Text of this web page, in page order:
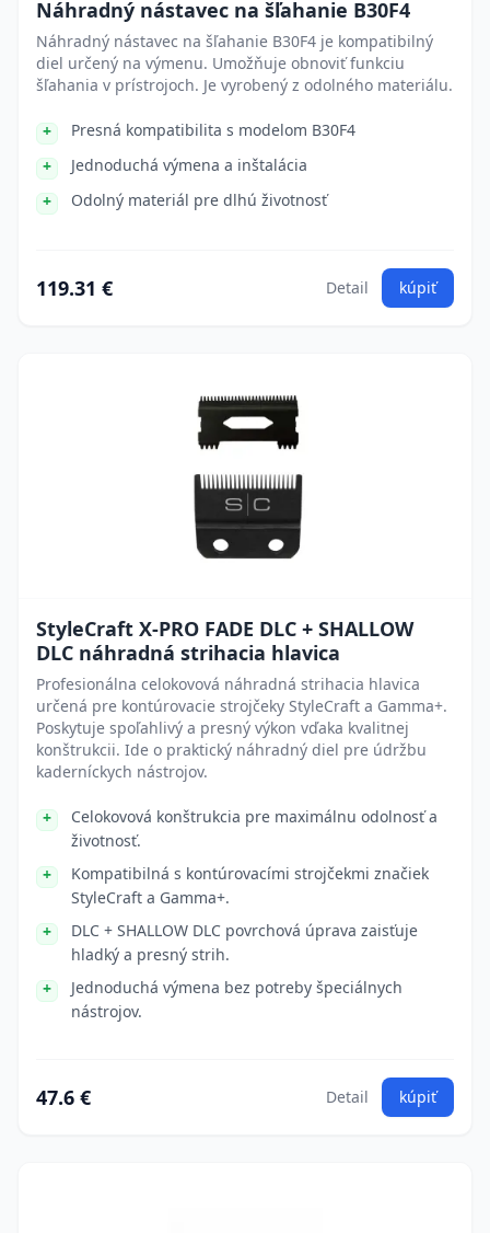
Náhradný nástavec na šľahanie B30F4
Náhradný nástavec na šľahanie B30F4 je kompatibilný
diel určený na výmenu. Umožňuje obnoviť funkciu
šľahania v prístrojoch. Je vyrobený z odolného materiálu.
Presná kompatibilita s modelom B30F4
Jednoduchá výmena a inštalácia
Odolný materiál pre dlhú životnosť
119.31 € Detail kúpiť
StyleCraft X-PRO FADE DLC + SHALLOW
DLC náhradná strihacia hlavica
Profesionálna celokovová náhradná strihacia hlavica
určená pre kontúrovacie strojčeky StyleCraft a Gamma+.
Poskytuje spoľahlivý a presný výkon vďaka kvalitnej
konštrukcii. Ide o praktický náhradný diel pre údržbu
kaderníckych nástrojov.
Celokovová konštrukcia pre maximálnu odolnosť a
životnosť.
Kompatibilná s kontúrovacími strojčekmi značiek
StyleCraft a Gamma+.
DLC + SHALLOW DLC povrchová úprava zaisťuje
hladký a presný strih.
Jednoduchá výmena bez potreby špeciálnych
nástrojov.
47.6 € Detail kúpiť